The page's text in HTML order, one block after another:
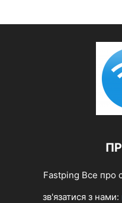
Fastping Все про
зв'язатися з нами: